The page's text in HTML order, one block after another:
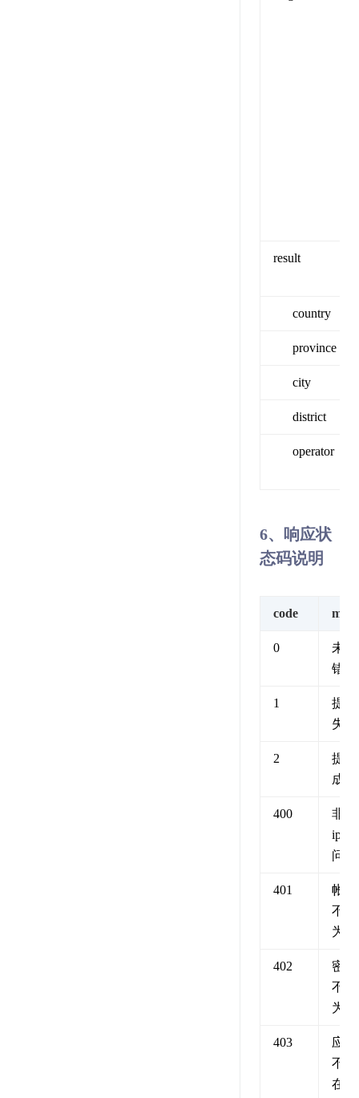
result
country
province
city
district
operator
6、响应状
态码说明
code msg
0
未知
错误
1
提交
失败
2
提交
成功
400
非法
ip访
问
401
帐号
不能
为空
402
密码
不能
为空
403
应用
不存
在